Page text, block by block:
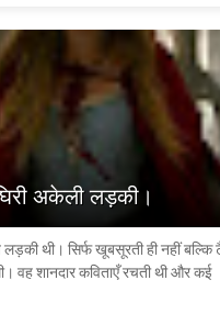
अकेली लड़की।
थी। सिर्फ खूबसूरती ही नहीं
वह शानदार कविताएँ रचती थी और कई